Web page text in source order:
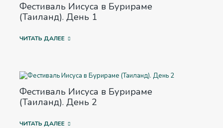
Фестиваль Иисуса в Бурираме
(Таиланд). День 1
ЧИТАТЬ ДАЛЕЕ
Фестиваль Иисуса в Бурираме
(Таиланд). День 2
ЧИТАТЬ ДАЛЕЕ